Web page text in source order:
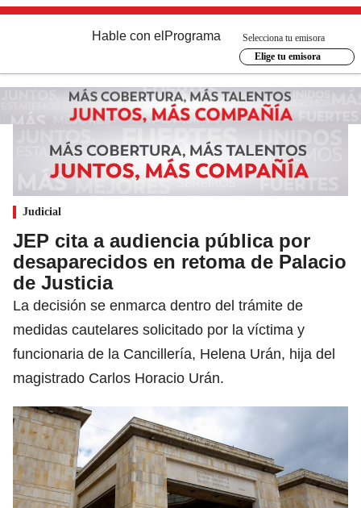
Hable con el Programa
Selecciona tu emisora
Elige tu emisora
Judicial
JEP cita a audiencia pública por
desaparecidos en retoma de Palacio
de Justicia
La decisión se enmarca dentro del trámite de
medidas cautelares solicitado por la víctima y
funcionaria de la Cancillería, Helena Urán, hija del
magistrado Carlos Horacio Urán.